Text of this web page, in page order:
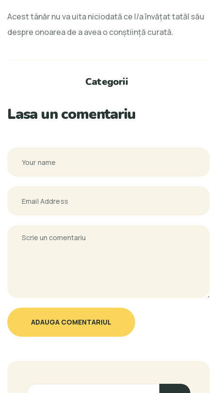
Acest tânăr nu va uita niciodată ce l/a învăţat tatăl său
despre onoarea de a avea o conştiinţă curată.
Categorii
Lasa un comentariu
ADAUGA COMENTARIUL